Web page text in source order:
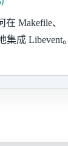
Makefile、
集成 Libevent。